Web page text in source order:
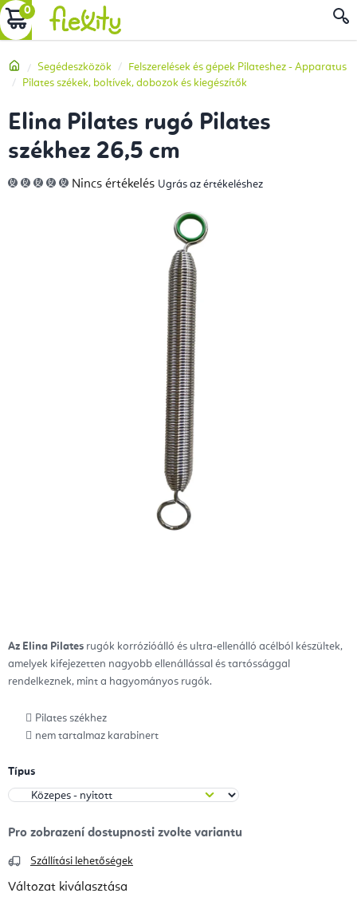
Ugrás
a
tartalomhoz
KOSÁR
Kezdőlap
Segédeszközök
Felszerelések és gépek Pilateshez - Apparatus
Pilates székek, boltívek, dobozok és kiegészítők
Az Elina Pilates rugók korrózióálló és ultra-ellenálló acélból készültek,
amelyek kifejezetten nagyobb ellenállással és tartóssággal
rendelkeznek, mint a hagyományos rugók.
Pilates székhez
nem tartalmaz karabinert
Típus
Szállítási lehetőségek
Változat kiválasztása
Elina Pilates rugó Pilates
székhez 26,5 cm
A
termék
Nincs értékelés Ugrás az értékeléshez